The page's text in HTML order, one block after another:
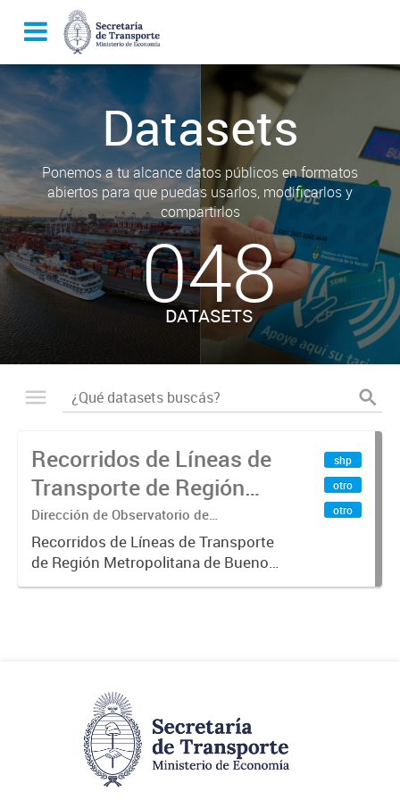
Datasets
Ponemos a tu alcance datos públicos en formatos
abiertos para que puedas usarlos, modificarlos y
compartirlos
048
DATASETS
Recorridos de Líneas de
Transporte de Región
Metropolitana de
Buenos Aires (RMBA)
Dirección de Observatorio de
Transporte, Estudio y Sistemas
Recorridos de Líneas de Transporte
de Región Metropolitana de Buenos
Aires (RMBA).-
shp
otro
otro